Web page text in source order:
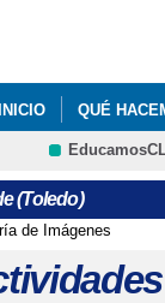
QUÉ
PROGRAMA DE
Cultura
(Toledo)
de Imágenes